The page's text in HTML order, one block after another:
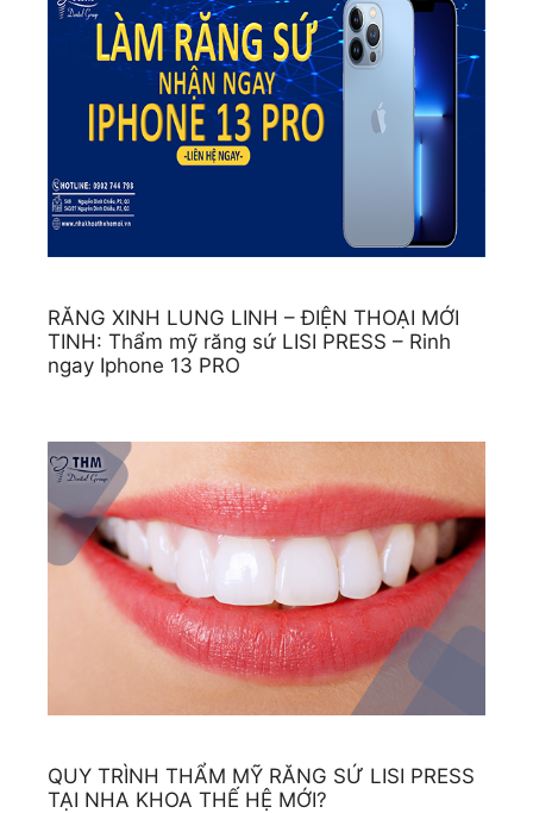
RĂNG XINH LUNG LINH – ĐIỆN THOẠI MỚI
TINH: Thẩm mỹ răng sứ LISI PRESS – Rinh
ngay Iphone 13 PRO
QUY TRÌNH THẨM MỸ RĂNG SỨ LISI PRESS
TẠI NHA KHOA THẾ HỆ MỚI?